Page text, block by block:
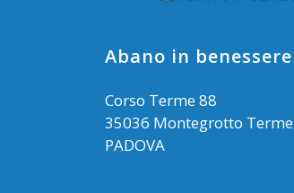
Abano in benessere
Corso Terme 88
35036 Montegrotto Terme
PADOVA